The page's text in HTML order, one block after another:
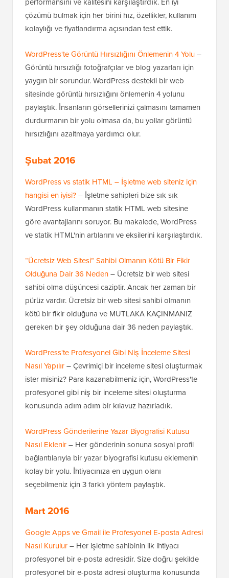
çözümü bulmak için her birini hız, özellikler, kullanım
kolaylığı ve fiyatlandırma açısından test ettik.
WordPress'te Görüntü Hırsızlığını Önlemenin 4 Yolu–
Görüntü hırsızlığı fotoğrafçılar ve blog yazarları için
yaygın bir sorundur. WordPress destekli bir web
sitesinde görüntü hırsızlığını önlemenin 4 yolunu
paylaştık. İnsanların görsellerinizi çalmasını tamamen
durdurmanın bir yolu olmasa da, bu yollar görüntü
hırsızlığını azaltmaya yardımcı olur.
Şubat 2016
WordPress vs statik HTML – İşletme web siteniz için
hangisi en iyisi?– İşletme sahipleri bize sık sık
WordPress kullanmanın statik HTML web sitesine
göre avantajlarını soruyor. Bu makalede, WordPress
ve statik HTML'nin artılarını ve eksilerini karşılaştırdık.
“Ücretsiz Web Sitesi” Sahibi Olmanın Kötü Bir Fikir
Olduğuna Dair 36 Neden– Ücretsiz bir web sitesi
sahibi olma düşüncesi caziptir. Ancak her zaman bir
pürüz vardır. Ücretsiz bir web sitesi sahibi olmanın
kötü bir fikir olduğuna ve MUTLAKA KAÇINMANIZ
gereken bir şey olduğuna dair 36 neden paylaştık.
WordPress'te Profesyonel Gibi Niş İnceleme Sitesi
Nasıl Yapılır– Çevrimiçi bir inceleme sitesi oluşturmak
ister misiniz? Para kazanabilmeniz için, WordPress'te
profesyonel gibi niş bir inceleme sitesi oluşturma
konusunda adım adım bir kılavuz hazırladık.
WordPress Gönderilerine Yazar Biyografisi Kutusu
Nasıl Eklenir– Her gönderinin sonuna sosyal profil
bağlantılarıyla bir yazar biyografisi kutusu eklemenin
kolay bir yolu. İhtiyacınıza en uygun olanı
seçebilmeniz için 3 farklı yöntem paylaştık.
Mart 2016
Google Apps ve Gmail ile Profesyonel E-posta Adresi
Nasıl Kurulur– Her işletme sahibinin ilk ihtiyacı
profesyonel bir e-posta adresidir. Size doğru şekilde
profesyonel bir e-posta adresi oluşturma konusunda